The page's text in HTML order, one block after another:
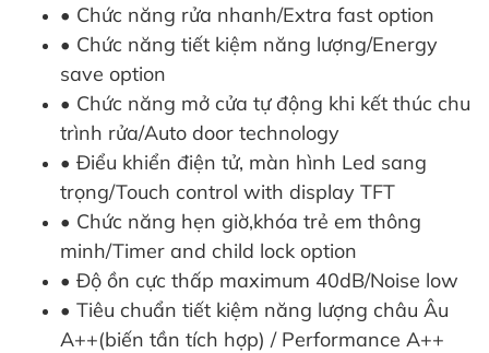
• Chức năng rửa nhanh/Extra fast option
• Chức năng tiết kiệm năng lượng/Energy
save option
• Chức năng mở cửa tự động khi kết thúc chu
trình rửa/Auto door technology
• Điểu khiển điện tử, màn hình Led sang
trọng/Touch control with display TFT
• Chức năng hẹn giờ,khóa trẻ em thông
minh/Timer and child lock option
• Độ ồn cực thấp maximum 40dB/Noise low
• Tiêu chuẩn tiết kiệm năng lượng châu Âu
A++(biến tần tích hợp) / Performance A++